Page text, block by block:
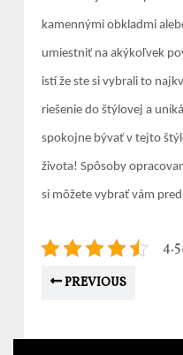
kamennými obkladmi
umiestniť na akýkoľvek
istí že ste si vybrali to
riešenie do štýlovej a
spokojne bývať v tejto
života! Spôsoby
si môžete vybrať vám
PREVIOUS